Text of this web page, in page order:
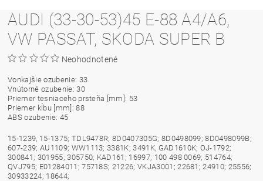
AUDI (33-30-53)45 E-88 A4/A6,
VW PASSAT, SKODA SUPER B
Neohodnotené
Vonkajšie ozubenie: 33
Vnútorné ozubenie: 30
Priemer tesniaceho prsteňa [mm]: 53
Priemer kĺbu [mm]: 88
ABS ozubenie: 45
15-1239, 15-1375; TDL9478R; 8D0407305G; 8D0498099; 8D0498099B;
607-239; AU1109; WW1113; 3381K; 3491K, GAD1610K; OJ-1792;
300841; 301955; 305750; KAD161; 16997; 100 498 0069; 514764;
QVJ795; E01284011; 75718S; 21226; VKJA3001; 22681; 24910; 25556;
30933224; 18644;